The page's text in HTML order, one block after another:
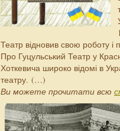
Театр відновив свою роботу і
Про Гуцульський Театр у
Хоткевича широко відомі в
театру. (…)
Ви можете прочитати всю